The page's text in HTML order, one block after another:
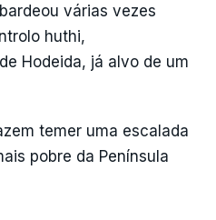
várias vezes
huthi,
Hodeida, já alvo de um
temer uma escalada
pobre da Península